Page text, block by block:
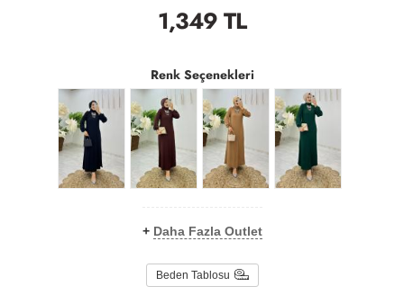
1,349TL
Renk Seçenekleri
+ Daha Fazla Outlet
Beden Tablosu